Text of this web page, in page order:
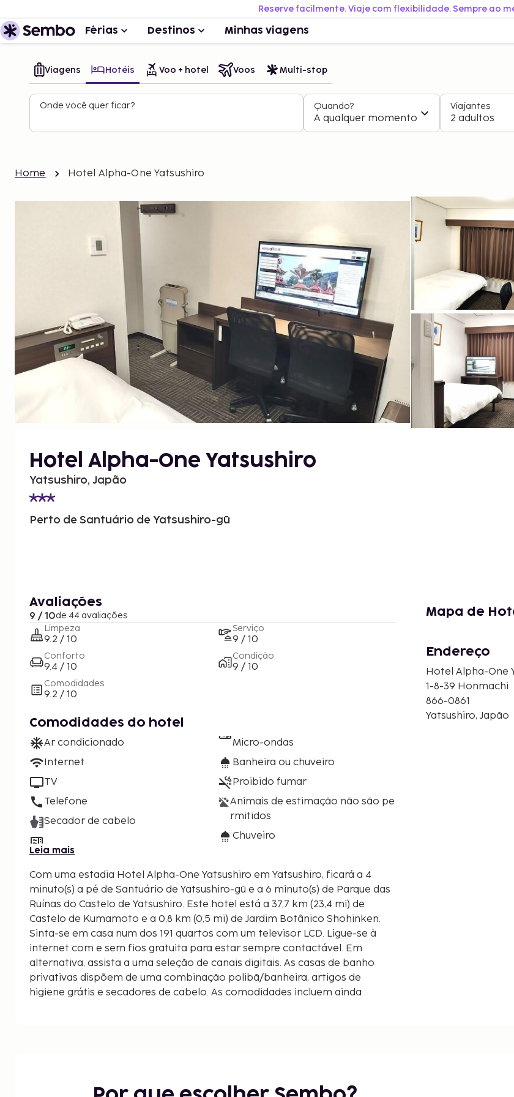
Reserve facilmente. Viaje com flexibilidade. Sempre ao
Férias Destinos Minhas viagens
Viagens Hotéis Voo + hotel Voos Multi-stop
Onde você quer ficar? Quando?
A qualquer momento
Viajantes
2 adultos
Home Hotel Alpha-One Yatsushiro
Hotel Alpha-One Yatsushiro
Yatsushiro, Japão
Perto de Santuário de Yatsushiro-gū
Avaliações
9 / 10de 44 avaliações
Limpeza
9.2 / 10
Conforto
9.4 / 10
Comodidades
9.2 / 10
Serviço
9 / 10
Condição
9 / 10
Comodidades do hotel
Ar condicionado
Internet
TV
Telefone
Secador de cabelo
Micro-ondas
Banheira ou chuveiro
Proibido fumar
Animais de estimação não são pe
rmitidos
Chuveiro
Leia mais
Com uma estadia Hotel Alpha-One Yatsushiro em Yatsushiro, ficará a 4
minuto(s) a pé de Santuário de Yatsushiro-gū e a 6 minuto(s) de Parque das
Ruínas do Castelo de Yatsushiro. Este hotel está a 37,7 km (23,4 mi) de
Castelo de Kumamoto e a 0,8 km (0,5 mi) de Jardim Botânico Shohinken.
Sinta-se em casa num dos 191 quartos com um televisor LCD. Ligue-se à
internet com e sem fios gratuita para estar sempre contactável. Em
alternativa, assista a uma seleção de canais digitais. As casas de banho
privativas dispõem de uma combinação polibã/banheira, artigos de
higiene grátis e secadores de cabelo. As comodidades incluem ainda
Parque Esportivo Kumagawa Kasenjiki - 3,6 km/2,3 mi
Mapa de
Endereço
Hotel Alpha-One
1-8-39 Honmachi
866-0861
Yatsushiro, Japão